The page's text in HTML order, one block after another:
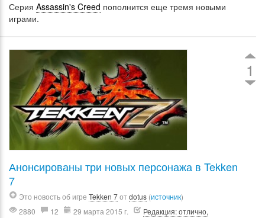
Серия Assassin's Creed пополнится еще тремя новыми
играми.
1
Анонсированы три новых персонажа в Tekken
7
Это новость об игре Tekken 7отdotus (источник)
2880
12 29 марта 2015 г. Редакция: отлично,